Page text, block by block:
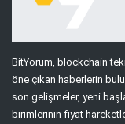
BitYorum, blockchain
öne çıkan haberlerin
son gelişmeler, yeni
birimlerinin fiyat